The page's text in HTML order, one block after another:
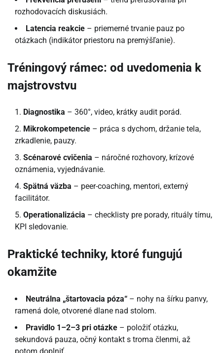
rozhodovacích diskusiách.
Latencia reakcie – priemerné trvanie pauz po
otázkach (indikátor priestoru na premýšľanie).
Tréningový rámec: od uvedomenia k
majstrovstvu
Diagnostika – 360°, video, krátky audit porád.
Mikrokompetencie – práca s dychom, držanie tela,
zrkadlenie, pauzy.
Scénarové cvičenia – náročné rozhovory, krízové
oznámenia, vyjednávanie.
Spätná väzba – peer-coaching, mentori, externý
facilitátor.
Operationalizácia – checklisty pre porady, rituály tímu,
KPI sledovanie.
Praktické techniky, ktoré fungujú
okamžite
Neutrálna „štartovacia póza“ – nohy na šírku panvy,
ramená dole, otvorené dlane nad stolom.
Pravidlo 1–2–3 pri otázke – položiť otázku,
sekundová pauza, očný kontakt s troma členmi, až